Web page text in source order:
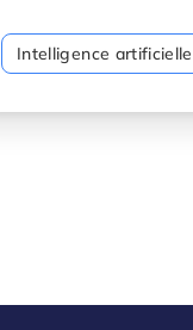
mobilité et à la
exploiter tout le
Intelligence